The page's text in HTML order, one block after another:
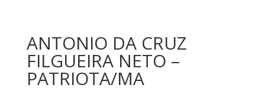
ANTONIO DA CRUZ
FILGUEIRA NETO –
PATRIOTA/MA